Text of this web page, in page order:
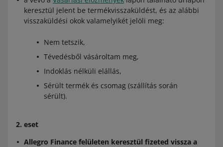
keresztül jelent be termékvisszaküldést, és az alábbi
visszaküldési okok valamelyikét jelöli meg:
Nem tetszik,
Tévedésből vásároltam meg,
Indoklás nélküli elállás,
Sérült termék és csomag (szállítás során
sérült).
2. eset
Allegro Finance felületen keresztül fizeted vissza a